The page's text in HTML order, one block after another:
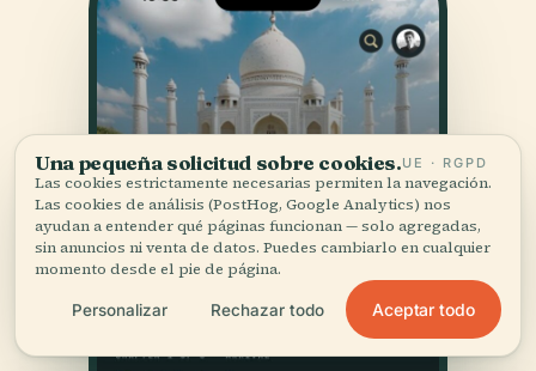
Una pequeña solicitud sobre cookies.UE · RGPD
Las cookies estrictamente necesarias permiten la navegación.
Las cookies de análisis (PostHog, Google Analytics) nos
ayudan a entender qué páginas funcionan — solo agregadas,
sin anuncios ni venta de datos. Puedes cambiarlo en cualquier
momento desde el pie de página.
Personalizar Rechazar todo Aceptar todo